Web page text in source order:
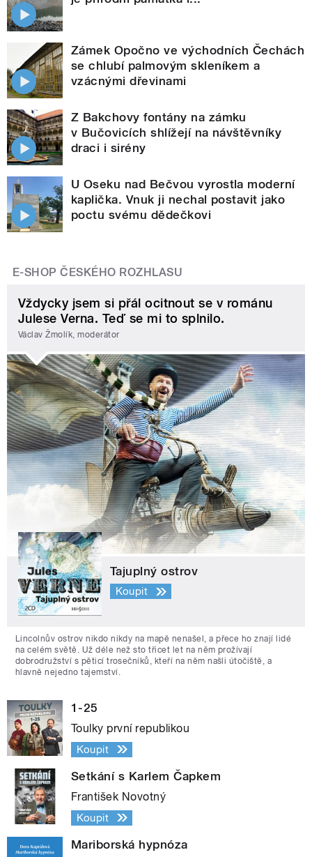
Zámek Opočno ve východních Čechách
se chlubí palmovým skleníkem a
vzácnými dřevinami
Z Bakchovy fontány na zámku
v Bučovicích shlížejí na návštěvníky
draci i sirény
U Oseku nad Bečvou vyrostla moderní
kaplička. Vnuk ji nechal postavit jako
poctu svému dědečkovi
E-SHOP ČESKÉHO ROZHLASU
Vždycky jsem si přál ocitnout se v románu
Julese Verna. Teď se mi to splnilo.
Václav Žmolík, moderátor
Tajuplný ostrov
Koupit
Lincolnův ostrov nikdo nikdy na mapě nenašel, a přece ho znají lidé
na celém světě. Už déle než sto třicet let na něm prožívají
dobrodružství s pěticí trosečníků, kteří na něm našli útočiště, a
hlavně nejedno tajemství.
1-25
Toulky první republikou
Koupit
Setkání s Karlem Čapkem
František Novotný
Koupit
Mariborská hypnóza